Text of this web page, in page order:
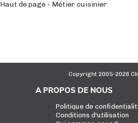
Haut de page - Métier cuisinier
Copyright 2005-2026
A PROPOS DE NOUS
Politique de
Conditions d'utilisation